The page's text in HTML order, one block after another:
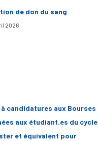
de don du sang
2026
candidatures aux Bourses
aux étudiant.es du cycle
et équivalent pour